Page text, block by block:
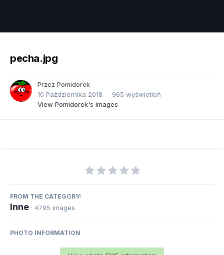
pecha.jpg
Przez Pomidorek
10 Października 2018
965 wyświetleń
View Pomidorek's images
FROM THE CATEGORY:
Inne · 4795 images
PHOTO INFORMATION